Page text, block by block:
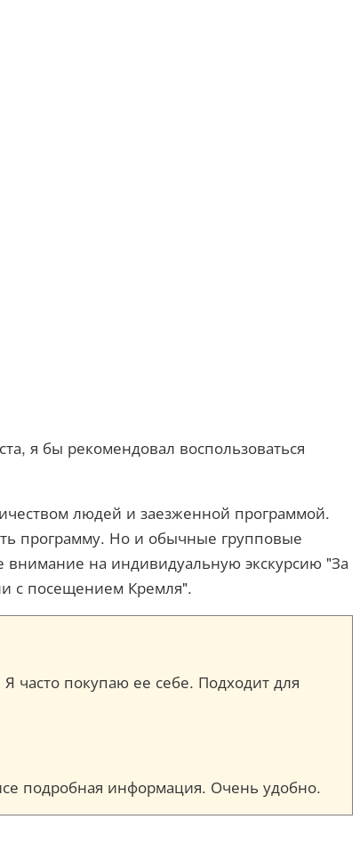
я бы рекомендовал воспользоваться
людей и заезженной программой.
программу. Но и обычные групповые
внимание на индивидуальную экскурсию "За
с посещением Кремля".
часто покупаю ее себе. Подходит для
подробная информация. Очень удобно.